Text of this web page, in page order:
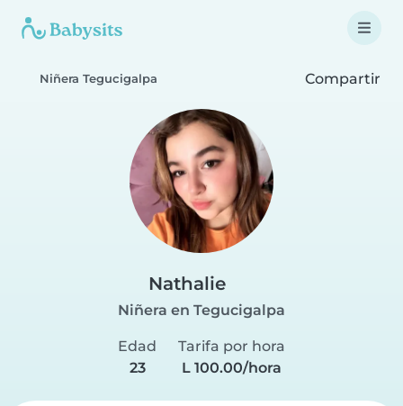
Niñera Tegucigalpa Compartir
Nathalie
Niñera en Tegucigalpa
Edad
23
Tarifa por hora
L 100.00/hora